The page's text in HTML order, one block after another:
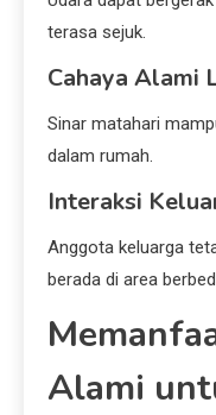
terasa sejuk.
Cahaya Alami
Sinar matahari
dalam rumah.
Interaksi
Anggota keluarga
berada di area
Alami